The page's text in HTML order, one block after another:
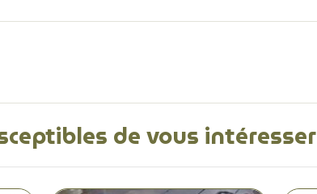
de vous intéresser